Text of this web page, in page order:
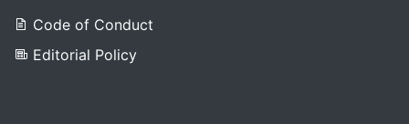
Code of Conduct
Editorial Policy